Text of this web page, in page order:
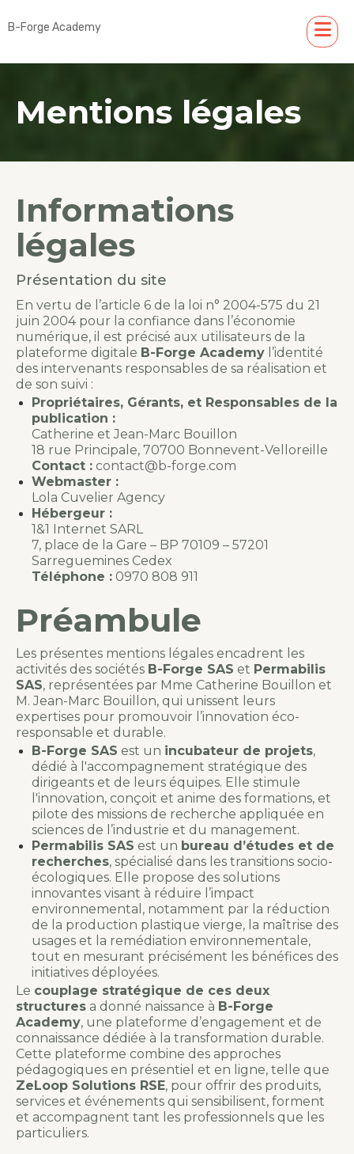
B-Forge Academy
Mentions légales
Informations
légales
Présentation du site
En vertu de l’article 6 de la loi n° 2004-575 du 21
juin 2004 pour la confiance dans l’économie
numérique, il est précisé aux utilisateurs de la
plateforme digitale B-Forge Academy l’identité
des intervenants responsables de sa réalisation et
de son suivi :
Propriétaires, Gérants, et Responsables de la
publication :
Catherine et Jean-Marc Bouillon
18 rue Principale, 70700 Bonnevent-Velloreille
Contact : contact@b-forge.com
Webmaster :
Lola Cuvelier Agency
Hébergeur :
1&1 Internet SARL
7, place de la Gare – BP 70109 – 57201
Sarreguemines Cedex
Téléphone : 0970 808 911
Préambule
Les présentes mentions légales encadrent les
activités des sociétés B-Forge SAS et Permabilis
SAS, représentées par Mme Catherine Bouillon et
M. Jean-Marc Bouillon, qui unissent leurs
expertises pour promouvoir l’innovation éco-
responsable et durable.
B-Forge SAS est un incubateur de projets,
dédié à l'accompagnement stratégique des
dirigeants et de leurs équipes. Elle stimule
l'innovation, conçoit et anime des formations, et
pilote des missions de recherche appliquée en
sciences de l’industrie et du management.
Permabilis SAS est un bureau d’études et de
recherches, spécialisé dans les transitions socio-
écologiques. Elle propose des solutions
innovantes visant à réduire l’impact
environnemental, notamment par la réduction
de la production plastique vierge, la maîtrise des
usages et la remédiation environnementale,
tout en mesurant précisément les bénéfices des
initiatives déployées.
Le couplage stratégique de ces deux
structures a donné naissance à B-Forge
Academy, une plateforme d’engagement et de
connaissance dédiée à la transformation durable.
Cette plateforme combine des approches
pédagogiques en présentiel et en ligne, telle que
ZeLoop Solutions RSE, pour offrir des produits,
services et événements qui sensibilisent, forment
et accompagnent tant les professionnels que les
particuliers.